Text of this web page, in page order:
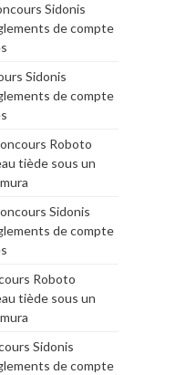
Sidonis
de compte
Sidonis
de compte
Roboto
tiède sous un
Sidonis
de compte
Roboto
tiède sous un
Sidonis
de compte